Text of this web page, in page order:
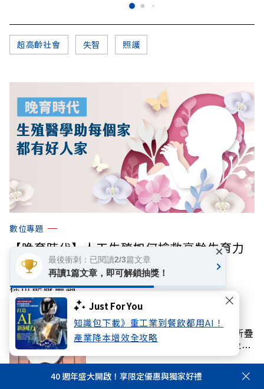
Just For You
知識包下載》重工業到餐飲都用AI！
產業降本增效全攻略
超高齡社會 失智 照護
數位專題
【晚育時代】人工生殖如何搶救高齡生育力
你可能感興趣
國際
iPhone 18 Pro傳漲價！蘋果首款折疊
iPhone恐成史上最貴，售價超過平均
月薪
40 週年盛大開啟！享限定優惠與獨家好禮
最後衝刺：已閱讀2/3篇文章
再讀1篇文章，即可解鎖抽獎！
×